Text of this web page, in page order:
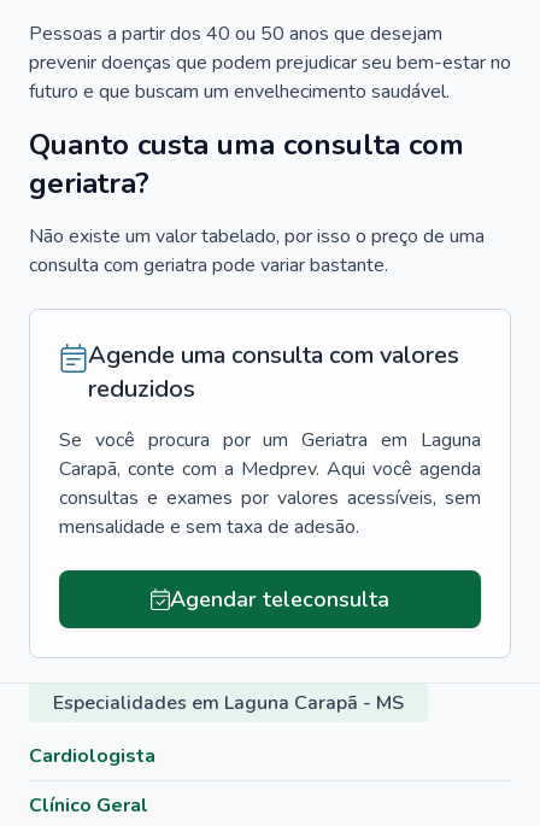
Pessoas a partir dos 40 ou 50 anos que desejam
prevenir doenças que podem prejudicar seu bem-estar no
futuro e que buscam um envelhecimento saudável.
Quanto custa uma consulta com
geriatra?
Não existe um valor tabelado, por isso o preço de uma
consulta com geriatra pode variar bastante.
Agende uma consulta com valores
reduzidos
Se você procura por um Geriatra em Laguna
Carapã, conte com a Medprev. Aqui você agenda
consultas e exames por valores acessíveis, sem
mensalidade e sem taxa de adesão.
Agendar teleconsulta
Especialidades em Laguna Carapã - MS
Cardiologista
Clínico Geral